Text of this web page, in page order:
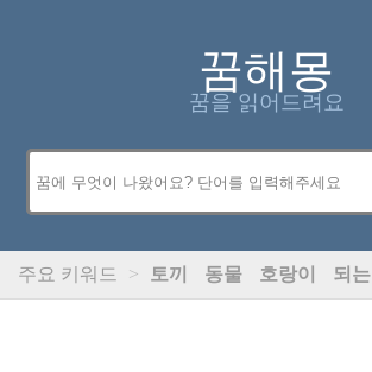
꿈해몽
꿈을 읽어드려요
주요 키워드 > 토끼 동물 호랑이 되는